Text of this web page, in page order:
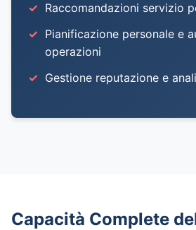
Raccomandazioni servizio
Pianificazione personale e
operazioni
Gestione reputazione e
Capacità Complete